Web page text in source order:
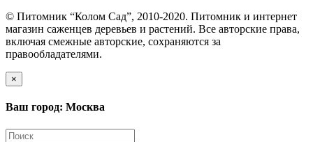
© Питомник “Колом Сад”, 2010-2020. Питомник и интернет
магазин саженцев деревьев и растений. Все авторские права,
включая смежные авторские, сохраняются за
правообладателями.
×
Ваш город: Москва